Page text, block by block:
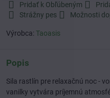
Pridať k Obľúbeným
Strážny pes
Možnosti
Výrobca: Taoasis
Popis
Sila rastlín pre relaxačnú noc -
vanilky vytvára príjemnú